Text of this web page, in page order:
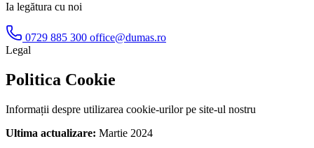
Ia legătura cu noi
0729 885 300 office@dumas.ro
Legal
Politica Cookie
Informații despre utilizarea cookie-urilor pe site-ul nostru
Ultima actualizare: Martie 2024